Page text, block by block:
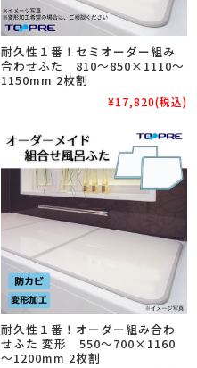
耐久性１番！セミオーダー組み
合わせふた 810～850×1110～
1150mm 2枚割
¥17,820(税込)
耐久性１番！オーダー組み合わ
せふた 変形 550～700×1160
～1200mm 2枚割